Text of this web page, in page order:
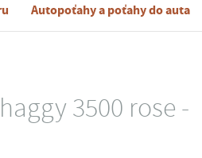
Autopoťahy a poťahy do auta
3500 rose -